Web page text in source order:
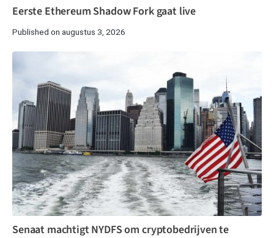
Eerste Ethereum Shadow Fork gaat live
Published on augustus 3, 2026
Senaat machtigt NYDFS om cryptobedrijven te